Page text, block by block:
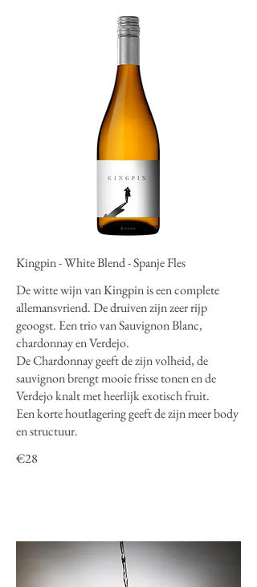
Kingpin - White Blend - Spanje Fles
De witte wijn van Kingpin is een complete
allemansvriend. De druiven zijn zeer rijp
geoogst. Een trio van Sauvignon Blanc,
chardonnay en Verdejo.
De Chardonnay geeft de zijn volheid, de
sauvignon brengt mooie frisse tonen en de
Verdejo knalt met heerlijk exotisch fruit.
Een korte houtlagering geeft de zijn meer body
en structuur.
€28